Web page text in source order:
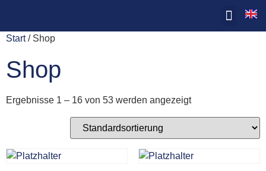
Start/ Shop
Shop
Ergebnisse 1 – 16 von 53 werden angezeigt